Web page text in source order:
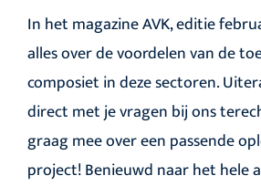
In het magazine AVK, editie
alles over de voordelen van de
composiet in deze sectoren.
direct met je vragen bij ons
graag mee over een passende
project!Benieuwd naar het hele